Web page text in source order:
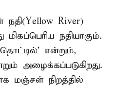
River)
நதியாகும்.
என்றும்,
அழைக்கப்படுகிறது.
நிறத்தில்